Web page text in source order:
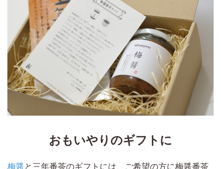
おもいやりのギフトに
梅醤と三年番茶のギフトには、ご希望の方に梅醤番茶